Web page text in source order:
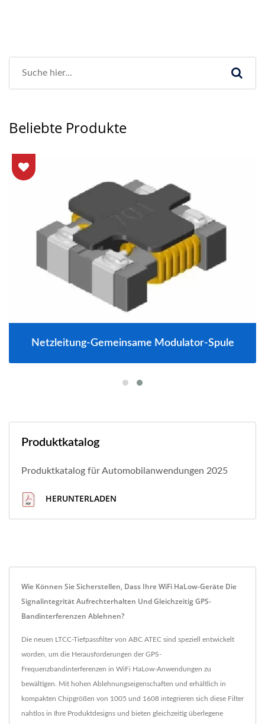
Beliebte Produkte
Netzleitung-Gemeinsame Modulator-Spule
Produktkatalog
Produktkatalog für Automobilanwendungen 2025
HERUNTERLADEN
Wie Können Sie Sicherstellen, Dass Ihre WiFi HaLow-Geräte Die
Signalintegrität Aufrechterhalten Und Gleichzeitig GPS-
Bandinterferenzen Ablehnen?
Die neuen LTCC-Tiefpassfilter von ABC ATEC sind speziell entwickelt
worden, um die Herausforderungen der GPS-
Frequenzbandinterferenzen in WiFi HaLow-Anwendungen zu
bewältigen. Mit hohen Ablehnungseigenschaften und erhältlich in
kompakten Chipgrößen von 1005 und 1608 integrieren sich diese Filter
nahtlos in Ihre Produktdesigns und bieten gleichzeitig überlegene